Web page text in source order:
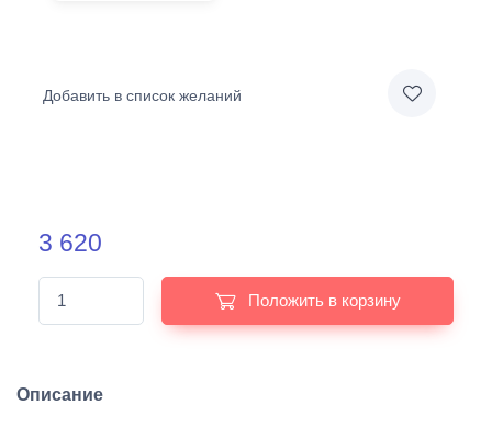
Добавить в список желаний
3 620
Положить в корзину
Описание